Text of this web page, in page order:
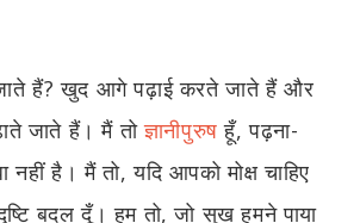
हैं? खुद आगे पढ़ाई करते जाते हैं और
जाते हैं। मैं तोज्ञानीपुरुष हूँ, पढ़ना-
नहीं है। मैं तो, यदि आपको मोक्ष चाहिए
बदल दूँ। हम तो, जो सुख हमने पाया